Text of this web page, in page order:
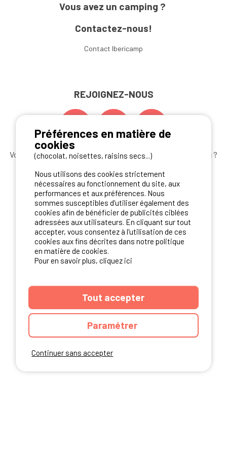
Vous avez un camping ?
Contactez-nous!
Contact Ibericamp
REJOIGNEZ-NOUS
Vous souhaitez bénéficier desmeilleures offres camping ?
S'ABONNER
NOS PARTENAIRES
Continuer sans accepter
Préférences en matière de
cookies
(chocolat, noisettes, raisins secs...)
Nous utilisons des cookies strictement
nécessaires au fonctionnement du site, aux
performances et aux préférences. Nous
sommes susceptibles d’utiliser également des
cookies afin de bénéficier de publicités ciblées
adressées aux utilisateurs. En cliquant sur tout
accepter, vous consentez à l'utilisation de ces
cookies aux fins décrites dans notre politique
en matière de cookies.
Pour en savoir plus, cliquez ici
Tout accepter
Paramétrer